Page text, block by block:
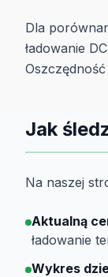
Dla
ładowanie
Jak
Na naszej
Aktualną
ładowanie
Wykres